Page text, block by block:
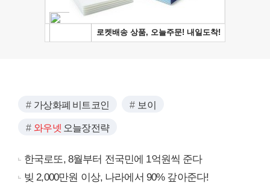
가상화폐 비트코인 보이
와우넷 오늘장전략
한국로또, 8월부터 전국민에 1억원씩 준다
빚 2,000만원 이상, 나라에서 90% 갚아준다!